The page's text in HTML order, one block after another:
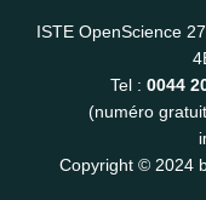
ISTE OpenScience
Tel : 0044
(numéro
Copyright © 2024